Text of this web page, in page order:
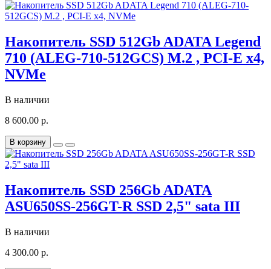
Накопитель SSD 512Gb ADATA Legend
710 (ALEG-710-512GCS) M.2 , PCI-E x4,
NVMe
В наличии
8 600.00 р.
В корзину
Накопитель SSD 256Gb ADATA
ASU650SS-256GT-R SSD 2,5" sata III
В наличии
4 300.00 р.